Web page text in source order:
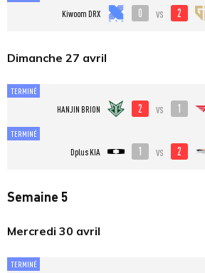
Kiwoom DRX 0 vs 2
Dimanche 27 avril
TERMINÉ
HANJIN BRION 2 vs 1
TERMINÉ
Dplus KIA 1 vs 2
Semaine 5
Mercredi 30 avril
TERMINÉ